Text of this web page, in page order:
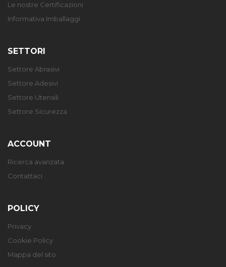
Le nostre Certificazioni
Informativa Imballaggi
SETTORI
Settore Abrasivi
Settore Adesivi
Settore Utensili
Settore Sicurezza
ACCOUNT
Ricerca avanzata
Contattaci
POLICY
Privacy
Cookie Policy
Mappa del sito